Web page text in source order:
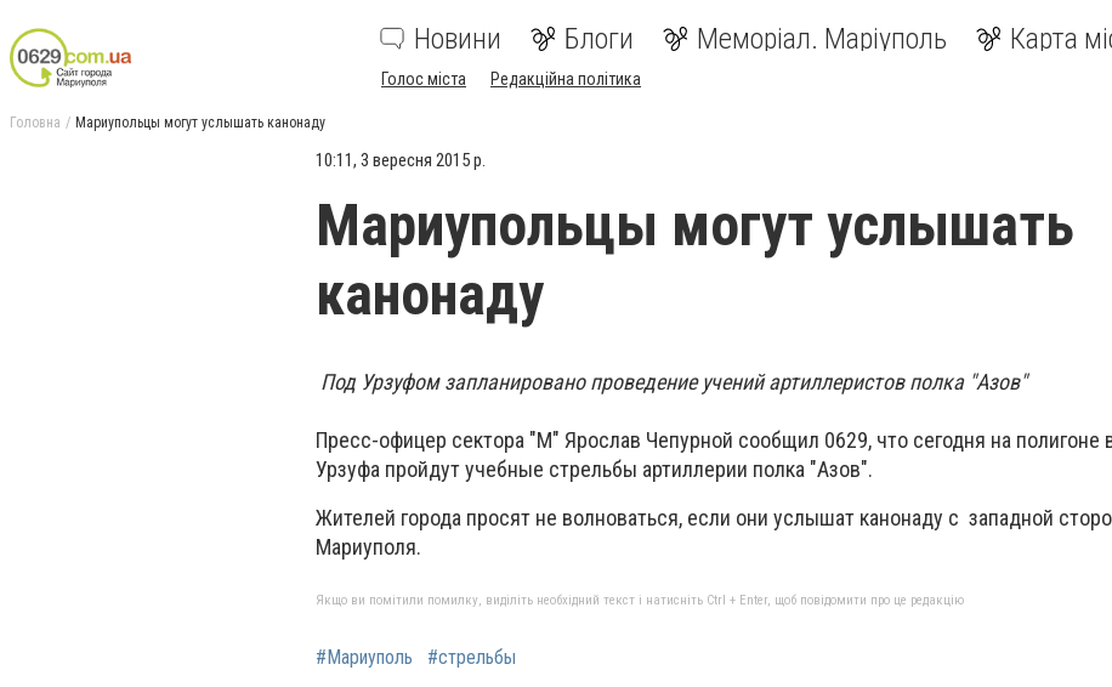
Новини Блоги Меморіал. Маріуполь Карта
Голос міста Редакційна політика
Головна Мариупольцы могут услышать канонаду
10:11, 3 вересня 2015 р.
Мариупольцы могут услышать
канонаду
Под Урзуфом запланировано проведение учений артиллеристов полка "Азов"
Пресс-офицер сектора "М" Ярослав Чепурной сообщил 0629, что сегодня на полигоне
Урзуфа пройдут учебные стрельбы артиллерии полка "Азов".
Жителей города просят не волноваться, если они услышат канонаду с западной
Мариуполя.
Якщо ви помітили помилку, виділіть необхідний текст і натисніть Ctrl + Enter, щоб повідомити про це редакцію
#Мариуполь #стрельбы